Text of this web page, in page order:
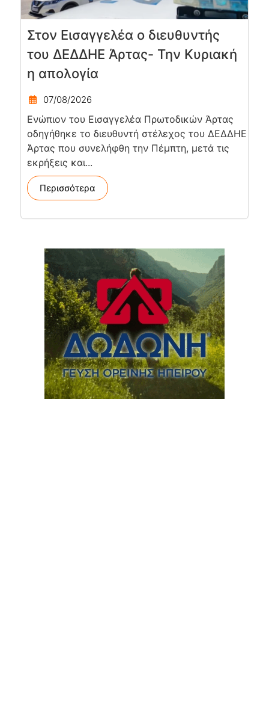
Στον Εισαγγελέα ο διευθυντής
του ΔΕΔΔΗΕ Άρτας- Την Κυριακή
η απολογία
07/08/2026
Ενώπιον του Εισαγγελέα Πρωτοδικών Άρτας
οδηγήθηκε το διευθυντή στέλεχος του ΔΕΔΔΗΕ
Άρτας που συνελήφθη την Πέμπτη, μετά τις
εκρήξεις και...
Περισσότερα